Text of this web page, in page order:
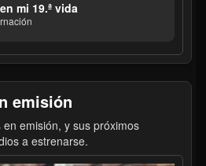
mi 19.ª vida
emisión
emisión, y sus próximos
a estrenarse.